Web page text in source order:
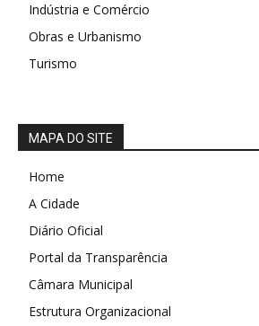
Indústria e Comércio
Obras e Urbanismo
Turismo
MAPA DO SITE
Home
A Cidade
Diário Oficial
Portal da Transparência
Câmara Municipal
Estrutura Organizacional